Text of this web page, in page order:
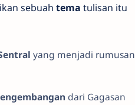
sebuah tema tulisan itu
yang menjadi rumusan
dari Gagasan